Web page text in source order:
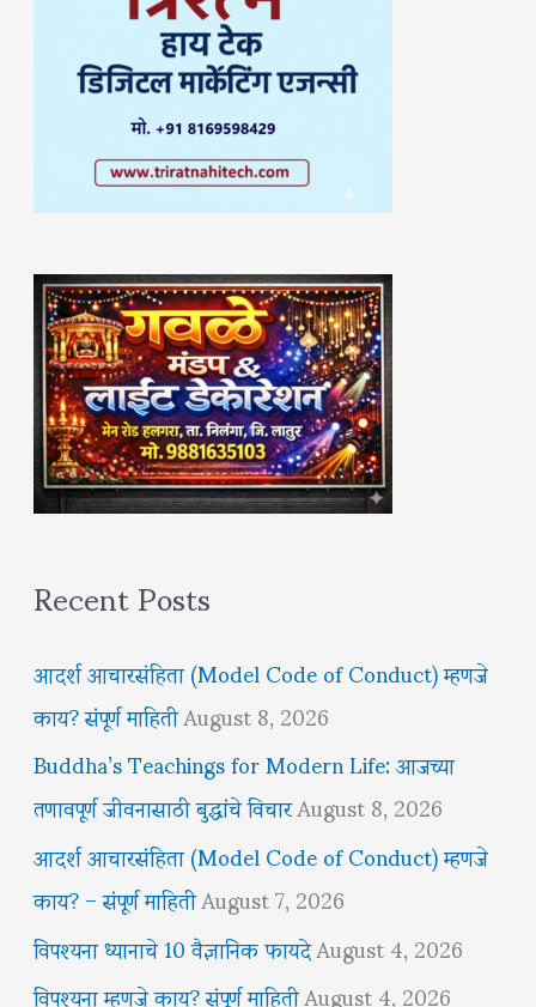
Recent Posts
आदर्श आचारसंहिता (Model Code of Conduct) म्हणजे
काय? संपूर्ण माहितीAugust 8, 2026
Buddha’s Teachings for Modern Life: आजच्या
तणावपूर्ण जीवनासाठी बुद्धांचे विचारAugust 8, 2026
आदर्श आचारसंहिता (Model Code of Conduct) म्हणजे
काय? – संपूर्ण माहितीAugust 7, 2026
विपश्यना ध्यानाचे 10 वैज्ञानिक फायदेAugust 4, 2026